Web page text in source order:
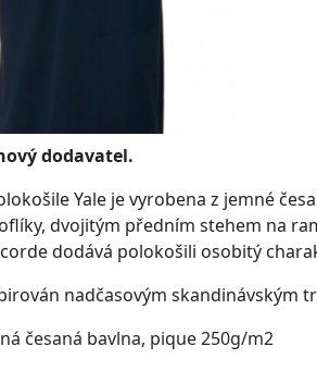
dodavatel.
Yale je vyrobena z jemné
dvojitým předním stehem na
dodává polokošili osobitý
nadčasovým
česaná bavlna, pique 250g/m2